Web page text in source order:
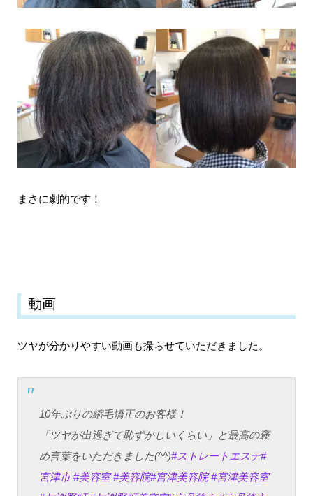
まさに劇的です！
動画
ツヤが分かりやすい動画も撮らせていただきました。
10年ぶりの縮毛矯正のお客様！
「ツヤが出過ぎて恥ずかしいくらい」と最高の褒
め言葉をいただきました(^^)#ストレートエステ#
宮津市 #美容室 #美容院#宮津美容院 #宮津美容室